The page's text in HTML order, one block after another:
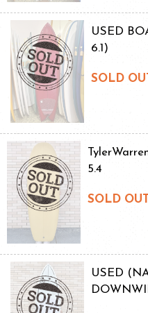
USED
6.1)
SOLD OUT
5.4
SOLD OUT
USED